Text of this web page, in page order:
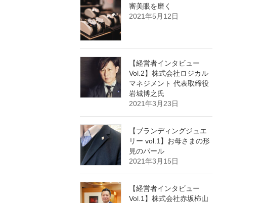
審美眼を磨く
2021年5月12日
【経営者インタビュー
Vol.2】株式会社ロジカル
マネジメント 代表取締役
岩城博之氏
2021年3月23日
【ブランディングジュエ
リー vol.1】お母さまの形
見のパール
2021年3月15日
【経営者インタビュー
Vol.1】株式会社赤坂柿山